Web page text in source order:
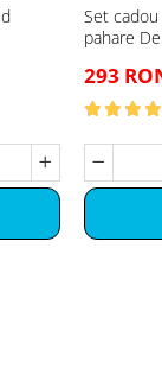
Set
pahare
293